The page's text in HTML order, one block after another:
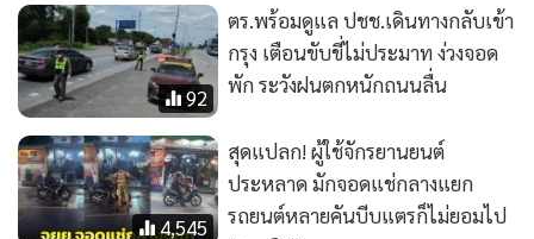
92
ตร.พร้อมดูแล ปชช.เดินทางกลับเข้า
กรุง เตือนขับขี่ไม่ประมาท ง่วงจอด
พัก ระวังฝนตกหนักถนนลื่น
4,545
สุดแปลก! ผู้ใช้จักรยานยนต์
ประหลาด มักจอดแช่กลางแยก
รถยนต์หลายคันบีบแตรก็ไม่ยอมไป